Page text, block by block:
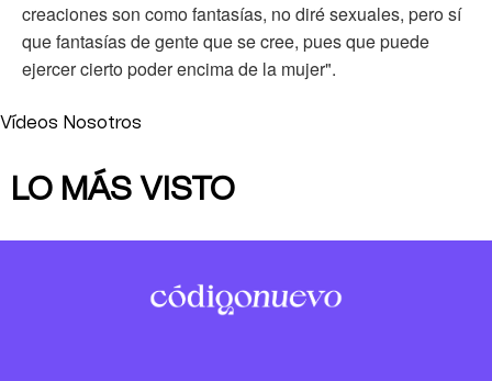
creaciones son como fantasías, no diré sexuales, pero sí
que fantasías de gente que se cree, pues que puede
ejercer cierto poder encima de la mujer".
Vídeos Nosotros
LO MÁS VISTO